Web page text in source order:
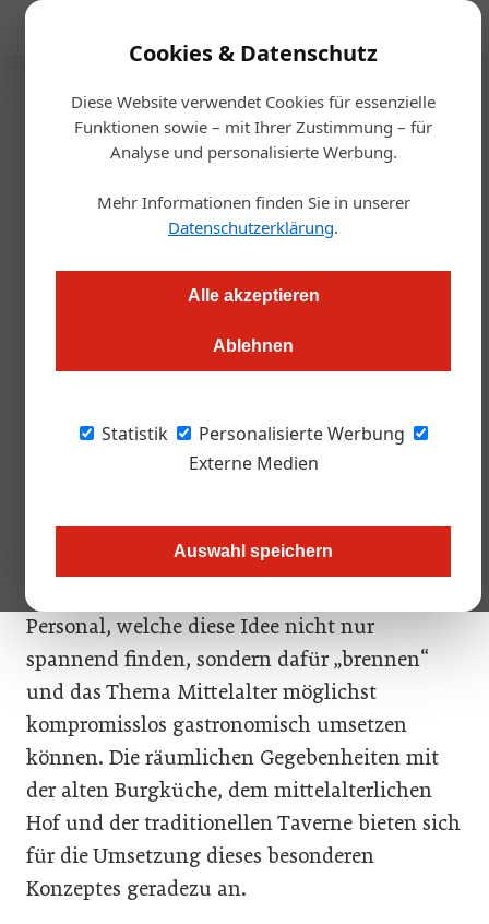
Cookies & Datenschutz
Diese Website verwendet Cookies für essenzielle
Funktionen sowie – mit Ihrer Zustimmung – für
Analyse und personalisierte Werbung.
Mehr Informationen finden Sie in unserer
Datenschutzerklärung.
Alle akzeptieren
Ablehnen
Statistik
Personalisierte Werbung
Externe Medien
Auswahl speichern
Startseite/Gastro & Hotel
Burgruine Aggstein
Burgwirt*in für
Gastrotainment-Konzept
gesucht
erfahrbarer zu machen, möchte die Burgruine Aggstein auch
das Essen auf der Burg als authentisches Gesamterlebnis
gesucht.
Personal, welche diese Idee nicht nur
spannend finden, sondern dafür „brennen“
und das Thema Mittelalter möglichst
kompromisslos gastronomisch umsetzen
können. Die räumlichen Gegebenheiten mit
der alten Burgküche, dem mittelalterlichen
Hof und der traditionellen Taverne bieten sich
für die Umsetzung dieses besonderen
Konzeptes geradezu an.